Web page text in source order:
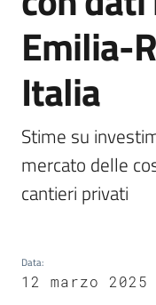
e
vigilanza
Servizi
per
la
sicurezza
Emilia-
Italia
Stime su
mercato delle
cantieri privati
Data:
12 marzo 2025